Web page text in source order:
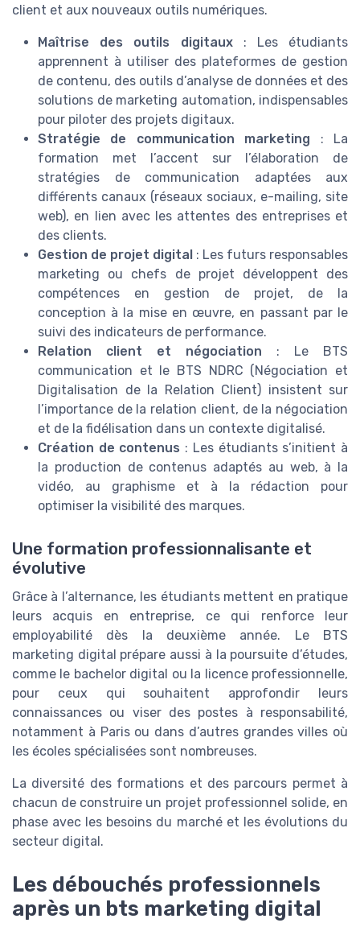
client et aux nouveaux outils numériques.
Maîtrise des outils digitaux: Les étudiants
apprennent à utiliser des plateformes de gestion
de contenu, des outils d’analyse de données et des
solutions de marketing automation, indispensables
pour piloter des projets digitaux.
Stratégie de communication marketing : La
formation met l’accent sur l’élaboration de
stratégies de communication adaptées aux
différents canaux (réseaux sociaux, e-mailing, site
web), en lien avec les attentes des entreprises et
des clients.
Gestion de projet digital : Les futurs responsables
marketing ou chefs de projet développent des
compétences en gestion de projet, de la
conception à la mise en œuvre, en passant par le
suivi des indicateurs de performance.
Relation client et négociation : Le BTS
communication et le BTS NDRC (Négociation et
Digitalisation de la Relation Client) insistent sur
l’importance de la relation client, de la négociation
et de la fidélisation dans un contexte digitalisé.
Création de contenus : Les étudiants s’initient à
la production de contenus adaptés au web, à la
vidéo, au graphisme et à la rédaction pour
optimiser la visibilité des marques.
Une formation professionnalisante et
évolutive
Grâce à l’alternance, les étudiants mettent en pratique
leurs acquis en entreprise, ce qui renforce leur
employabilité dès la deuxième année. Le BTS
marketing digital prépare aussi à la poursuite d’études,
comme le bachelor digital ou la licence professionnelle,
pour ceux qui souhaitent approfondir leurs
connaissances ou viser des postes à responsabilité,
notamment à Paris ou dans d’autres grandes villes où
les écoles spécialisées sont nombreuses.
La diversité des formations et des parcours permet à
chacun de construire un projet professionnel solide, en
phase avec les besoins du marché et les évolutions du
secteur digital.
Les débouchés professionnels
après un bts marketing digital